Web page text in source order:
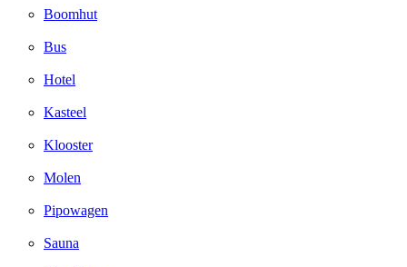
Boomhut
Bus
Hotel
Kasteel
Klooster
Molen
Pipowagen
Sauna